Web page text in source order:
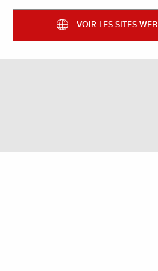
VOIR LES SITES WEB